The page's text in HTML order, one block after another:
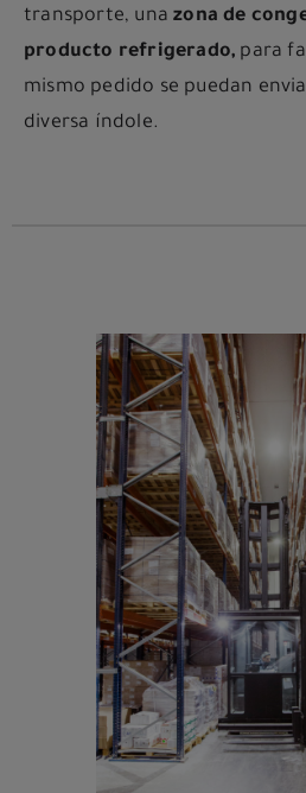
transporte, una zona de
producto refrigerado, para
mismo pedido se puedan
diversa índole.